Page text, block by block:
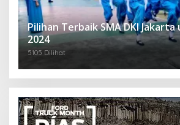
Pilihan Terbaik SMA DKI Jakarta
2024
5105 Dilihat